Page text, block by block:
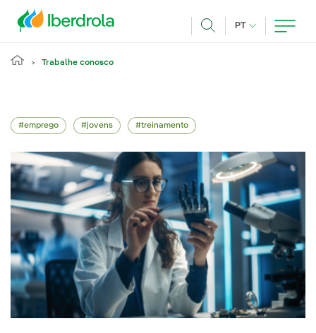
PT IDIOMA ATUAL,
Trabalhe conosco
emprego jovens treinamento